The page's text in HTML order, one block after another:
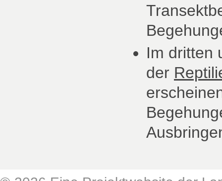
Im dritten
der